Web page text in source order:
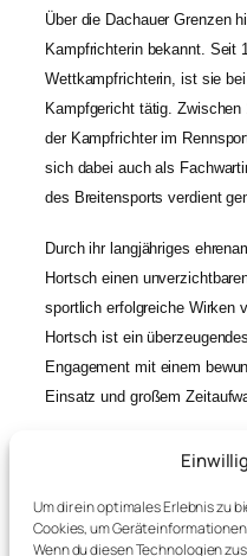
Um dir ein optimales Erlebnis zu
Cookies, um
Wenn du diesen Technologien
Über die Dachauer Grenzen
Kampfrichterin bekannt. Seit
Wettkampfrichterin, ist sie
Kampfgericht tätig. Zwischen
der Kampfrichter im
sich dabei auch als
des Breitensports verdient
Durch ihr langjähriges
Hortsch einen
sportlich erfolgreiche Wirken
Hortsch ist ein
Engagement mit einem
Einsatz und großem
als Seele von forice 89